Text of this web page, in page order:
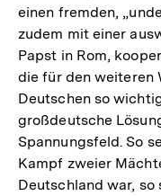
einen fremden,
zudem mit einer
Papst in Rom,
die für den weiteren
Deutschen so
großdeutsche
Spannungsfeld. So
Kampf zweier
Deutschland war, so